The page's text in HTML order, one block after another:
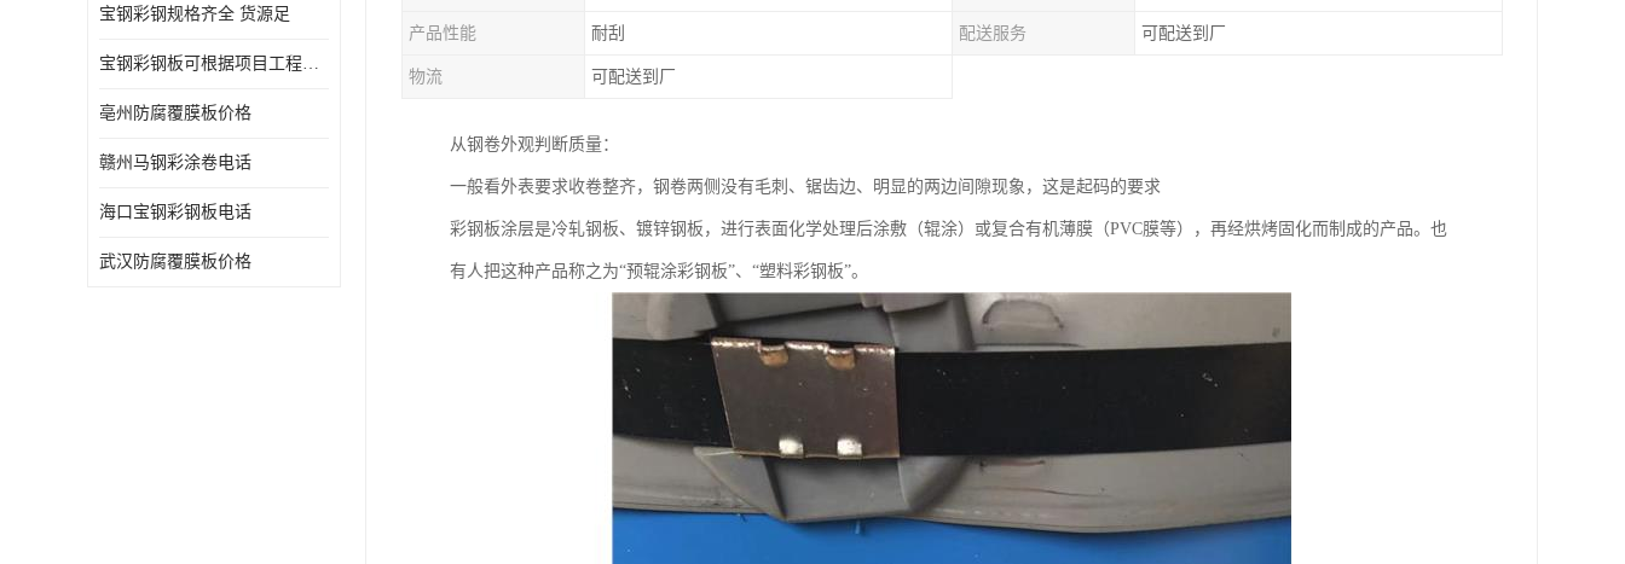
宝钢彩钢规格齐全 货源足
宝钢彩钢板可根据项目工程定制
亳州防腐覆膜板价格
赣州马钢彩涂卷电话
海口宝钢彩钢板电话
武汉防腐覆膜板价格
产品性能 耐刮 配送服务 可配送到厂
物流 可配送到厂
从钢卷外观判断质量：
一般看外表要求收卷整齐，钢卷两侧没有毛刺、锯齿边、明显的两边间隙现象，这是起码的要求
彩钢板涂层是冷轧钢板、镀锌钢板，进行表面化学处理后涂敷（辊涂）或复合有机薄膜（PVC膜等），再经烘烤固化而制成的产品。也
有人把这种产品称之为“预辊涂彩钢板”、“塑料彩钢板”。